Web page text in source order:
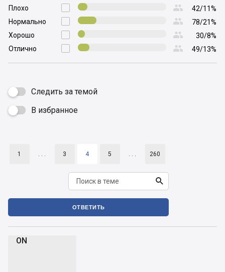

Плохо  42/11%

Нормально  78/21%

Хорошо  30/8%

Отлично  49/13%
Следить за темой
 В избранное
1 . . . 3 4 5 . . . 260

ОТВЕТИТЬ
ON